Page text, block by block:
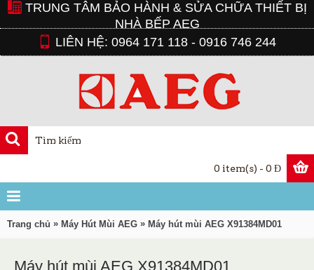
TRUNG TÂM BẢO HÀNH & SỬA CHỮA THIẾT BỊ
NHÀ BẾP AEG
LIÊN HỆ: 0964 171 118 - 0916 746 244
0 item(s) - 0 Đ
Trang chủ » Máy Hút Mùi AEG » Máy hút mùi AEG X91384MD01
Máy hút mùi AEG X91384MD01